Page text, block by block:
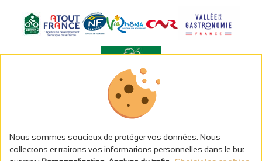
L’abus d’alcool est dangereux pour la santé, à consommer avec
modération.
Mentions légales
Politique de confidentialité
Nous sommes soucieux de protéger vos données. Nous
collectons et traitons vos informations personnelles dans le but